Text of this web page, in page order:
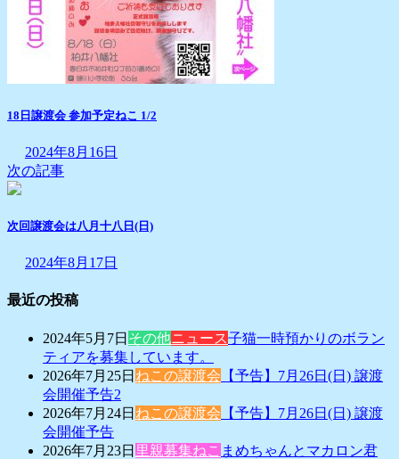
18日譲渡会 参加予定ねこ 1/2
2024年8月16日
次の記事
次回譲渡会は八月十八日(日)
2024年8月17日
最近の投稿
2024年5月7日 その他ニュース子猫一時預かりのボラン
ティアを募集しています。
2026年7月25日 ねこの譲渡会 【予告】7月26日(日) 譲渡
会開催予告2
2026年7月24日 ねこの譲渡会 【予告】7月26日(日) 譲渡
会開催予告
2026年7月23日 里親募集ねこ まめちゃんとマカロン君